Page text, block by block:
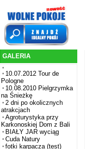
GALERIA
10.07.2012 Tour de
Pologne
10.08.2010 Pielgrzymka
na Śnieżkę
2 dni po okolicznych
atrakcjach
Agroturystyka przy
Karkonoskiej Dom z Bali
BIAŁY JAR wyciąg
Cuda Natury
fotki karpacza (test)